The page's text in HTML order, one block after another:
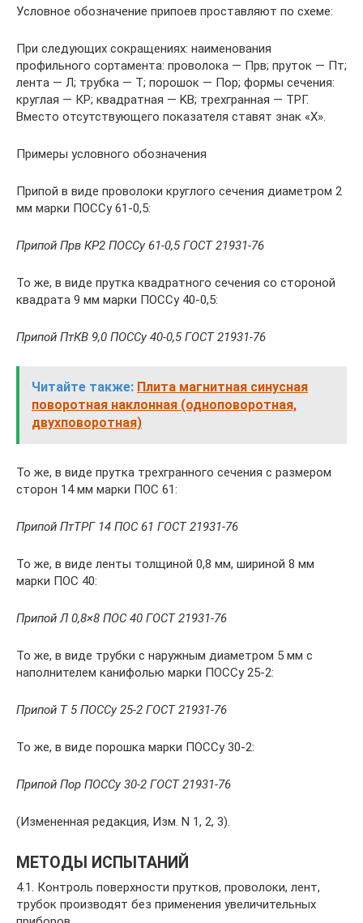
Условное обозначение припоев проставляют по схеме:
При следующих сокращениях: наименования
профильного сортамента: проволока — Прв; пруток — Пт;
лента — Л; трубка — Т; порошок — Пор; формы сечения:
круглая — КР; квадратная — KB; трехгранная — ТРГ.
Вместо отсутствующего показателя ставят знак «X».
Примеры условного обозначения
Припой в виде проволоки круглого сечения диаметром 2
мм марки ПОССу 61-0,5:
Припой Прв КР2 ПОССу 61-0,5 ГОСТ 21931-76
То же, в виде прутка квадратного сечения со стороной
квадрата 9 мм марки ПОССу 40-0,5:
Припой ПтКВ 9,0 ПОССу 40-0,5 ГОСТ 21931-76
Читайте также: Плита магнитная синусная
поворотная наклонная (одноповоротная,
двухповоротная)
То же, в виде прутка трехгранного сечения с размером
сторон 14 мм марки ПОС 61:
Припой ПтТРГ 14 ПОС 61 ГОСТ 21931-76
То же, в виде ленты толщиной 0,8 мм, шириной 8 мм
марки ПОС 40:
Припой Л 0,8×8 ПОС 40 ГОСТ 21931-76
То же, в виде трубки с наружным диаметром 5 мм с
наполнителем канифолью марки ПОССу 25-2:
Припой Т 5 ПОССу 25-2 ГОСТ 21931-76
То же, в виде порошка марки ПОССу 30-2:
Припой Пор ПОССу 30-2 ГОСТ 21931-76
(Измененная редакция, Изм. N 1, 2, 3).
МЕТОДЫ ИСПЫТАНИЙ
4.1. Контроль поверхности прутков, проволоки, лент,
трубок производят без применения увеличительных